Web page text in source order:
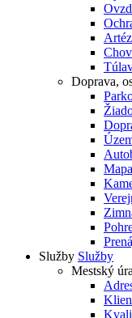
Doprava,
Služby Služby
Mestský